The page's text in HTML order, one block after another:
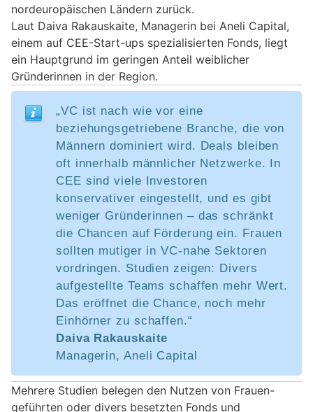
nordeuropäischen Ländern zurück.
Laut Daiva Rakauskaite, Managerin bei Aneli Capital,
einem auf CEE-Start-ups spezialisierten Fonds, liegt
ein Hauptgrund im geringen Anteil weiblicher
Gründerinnen in der Region.
„VC ist nach wie vor eine
beziehungsgetriebene Branche, die von
Männern dominiert wird. Deals bleiben
oft innerhalb männlicher Netzwerke. In
CEE sind viele Investoren
konservativer eingestellt, und es gibt
weniger Gründerinnen – das schränkt
die Chancen auf Förderung ein. Frauen
sollten mutiger in VC-nahe Sektoren
vordringen. Studien zeigen: Divers
aufgestellte Teams schaffen mehr Wert.
Das eröffnet die Chance, noch mehr
Einhörner zu schaffen.“
Daiva Rakauskaite
Managerin, Aneli Capital
Mehrere Studien belegen den Nutzen von Frauen-
geführten oder divers besetzten Fonds und